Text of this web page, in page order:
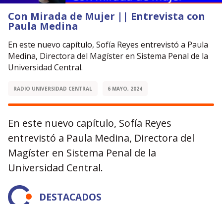
Con Mirada de Mujer || Entrevista con
Paula Medina
En este nuevo capítulo, Sofía Reyes entrevistó a Paula
Medina, Directora del Magíster en Sistema Penal de la
Universidad Central.
RADIO UNIVERSIDAD CENTRAL 6 MAYO, 2024
En este nuevo capítulo, Sofía Reyes
entrevistó a Paula Medina, Directora del
Magíster en Sistema Penal de la
Universidad Central.
DESTACADOS